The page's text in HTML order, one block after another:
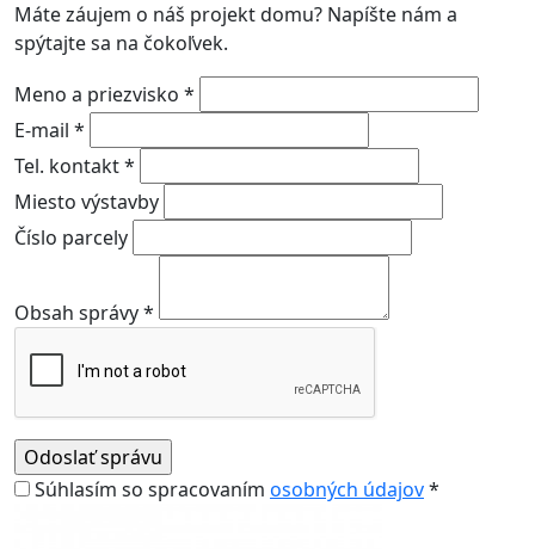
Máte záujem o náš projekt domu? Napíšte nám a
spýtajte sa na čokoľvek.
Meno a priezvisko *
E-mail *
Tel. kontakt *
Miesto výstavby
Číslo parcely
Obsah správy *
Súhlasím so spracovaním osobných údajov*